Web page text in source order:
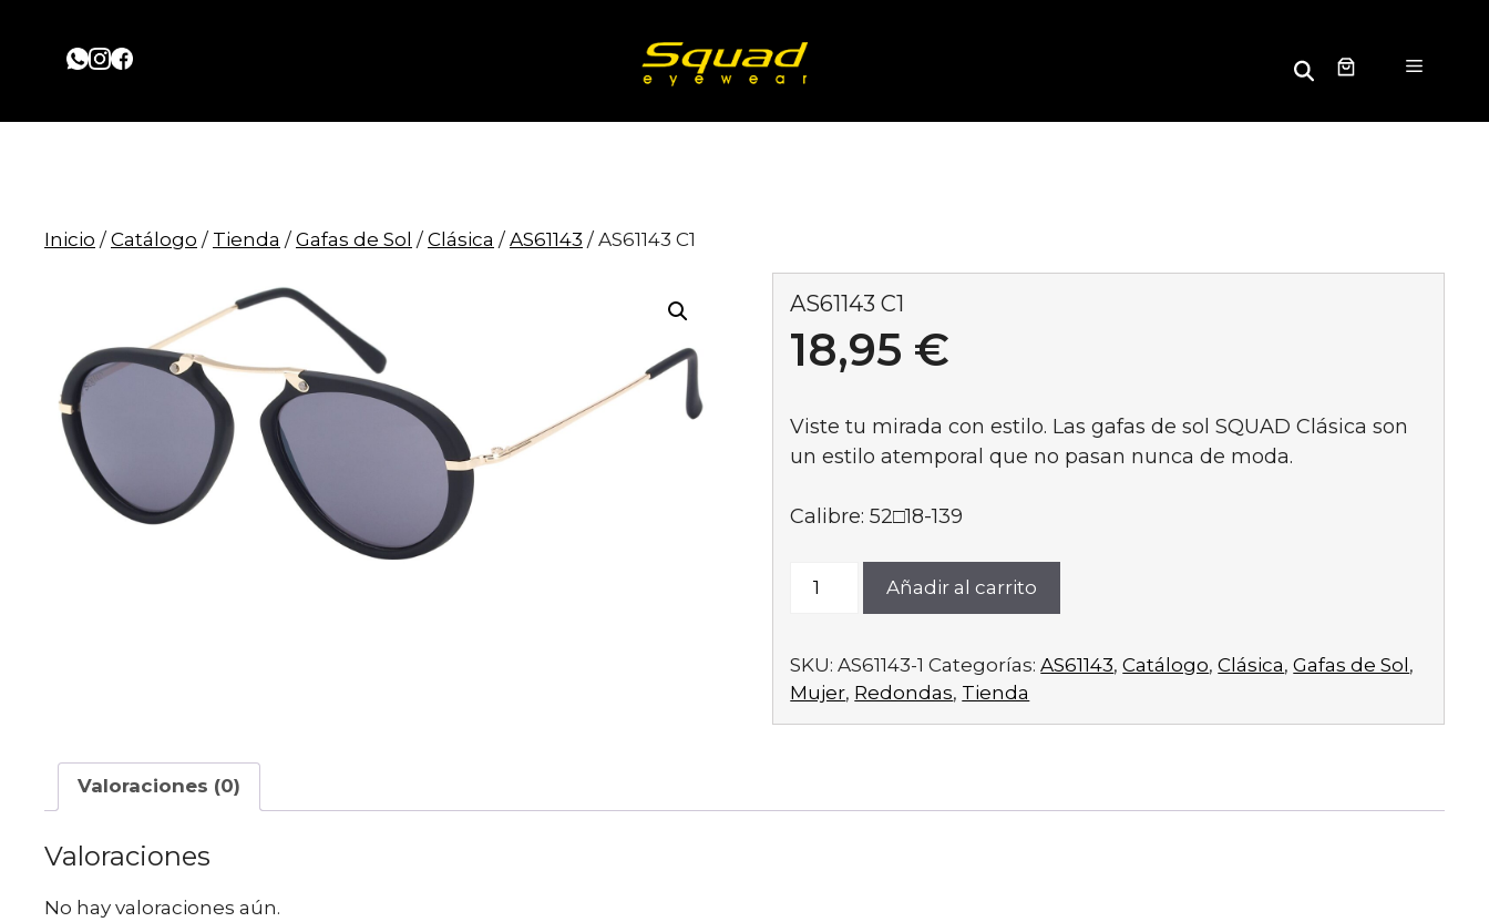
contenido
Menú
B
s
Inicio / Catálogo / Tienda / Gafas de Sol / Clásica / AS61143 / AS61143 C1
AS61143 C1
18,95 €
Viste tu mirada con estilo. Las gafas de sol SQUAD Clásica son
un estilo atemporal que no pasan nunca de moda.
Calibre: 52□18-139
Añadir al carrito
SKU:AS61143-1 Categorías:AS61143,Catálogo,Clásica,Gafas de Sol,
Mujer, Redondas, Tienda
Valoraciones (0)
Valoraciones
No hay valoraciones aún.